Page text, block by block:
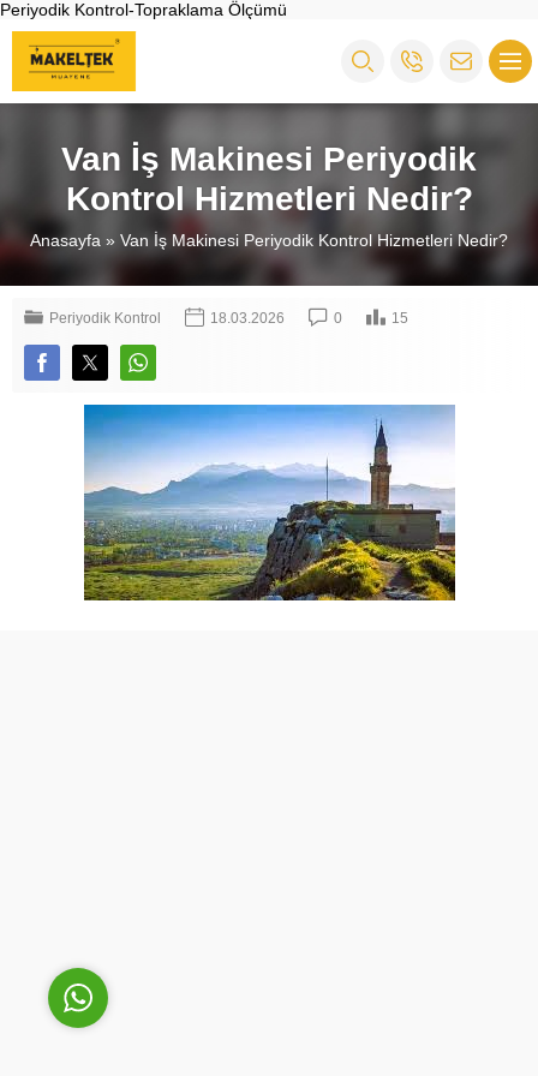
Periyodik Kontrol-Topraklama Ölçümü
Van İş Makinesi Periyodik
Kontrol Hizmetleri Nedir?
Anasayfa » Van İş Makinesi Periyodik Kontrol Hizmetleri Nedir?
Periyodik Kontrol 18.03.2026 0 15